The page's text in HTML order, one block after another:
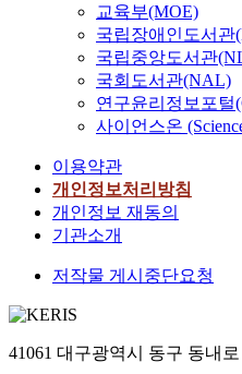
교육부(MOE)
국립장애인도서관
국립중앙도서관
국회도서관(NAL)
연구윤리정보포털
사이언스온
이용약관
개인정보처리방침
개인정보 재동의
기관소개
저작물 게시중단요청
41061 대구광역시 동구 동내